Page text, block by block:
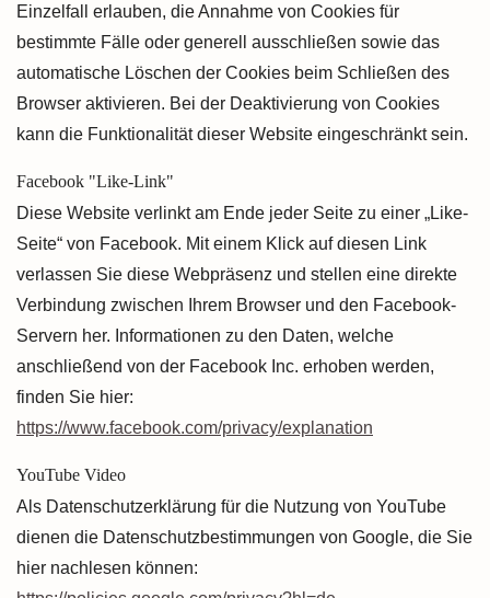
Einzelfall erlauben, die Annahme von Cookies für
bestimmte Fälle oder generell ausschließen sowie das
automatische Löschen der Cookies beim Schließen des
Browser aktivieren. Bei der Deaktivierung von Cookies
kann die Funktionalität dieser Website eingeschränkt sein.
Facebook "Like-Link"
Diese Website verlinkt am Ende jeder Seite zu einer „Like-
Seite“ von Facebook. Mit einem Klick auf diesen Link
verlassen Sie diese Webpräsenz und stellen eine direkte
Verbindung zwischen Ihrem Browser und den Facebook-
Servern her. Informationen zu den Daten, welche
anschließend von der Facebook Inc. erhoben werden,
finden Sie hier:
https://www.facebook.com/privacy/explanation
YouTube Video
Als Datenschutzerklärung für die Nutzung von YouTube
dienen die Datenschutzbestimmungen von Google, die Sie
hier nachlesen können: